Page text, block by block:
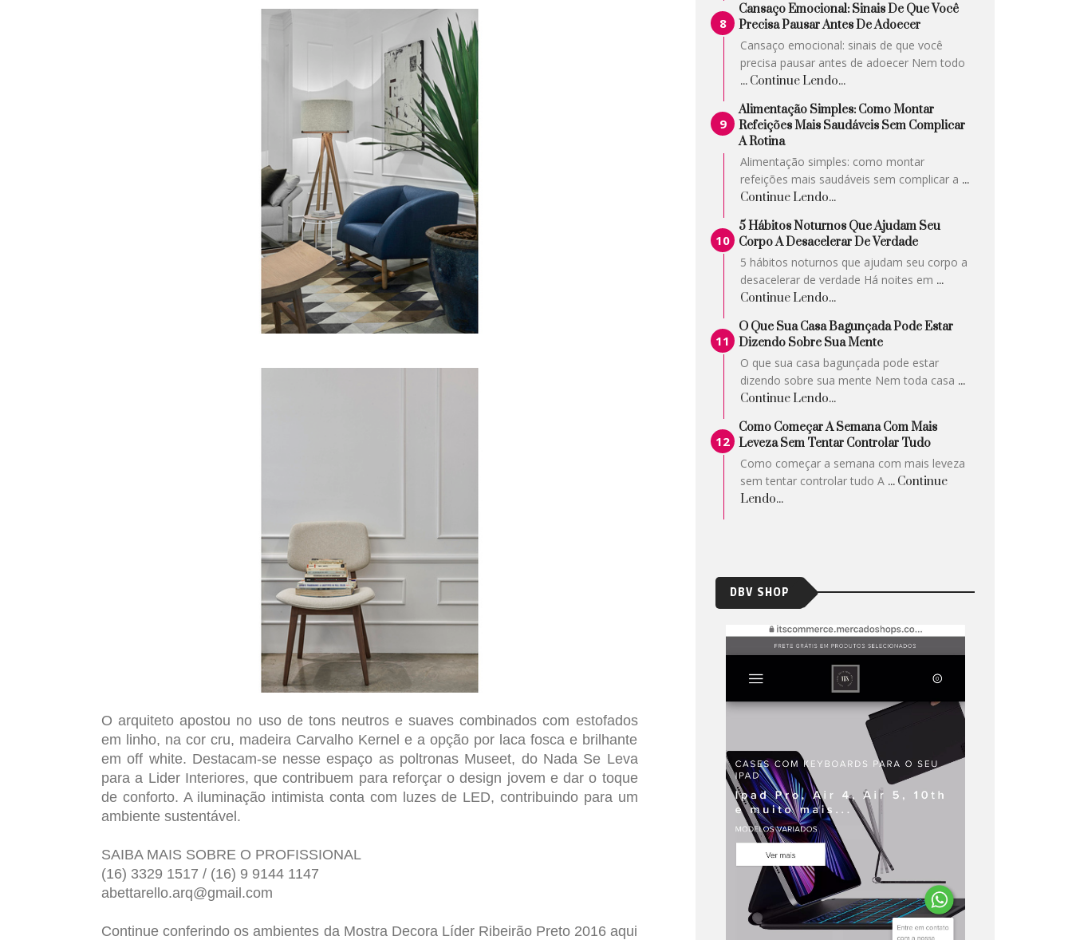
O arquiteto apostou no uso de tons neutros e suaves combinados com estofados
em linho, na cor cru, madeira Carvalho Kernel e a opção por laca fosca e brilhante
em off white. Destacam-se nesse espaço as poltronas Museet, do Nada Se Leva
para a Lider Interiores, que contribuem para reforçar o design jovem e dar o toque
de conforto. A iluminação intimista conta com luzes de LED, contribuindo para um
ambiente sustentável.
SAIBA MAIS SOBRE O PROFISSIONAL
(16) 3329 1517 / (16) 9 9144 1147
abettarello.arq@gmail.com
Continue conferindo os ambientes da Mostra Decora Líder Ribeirão Preto 2016 aqui
Cansaço Emocional: Sinais De Que Você
Precisa Pausar Antes De Adoecer
Cansaço emocional: sinais de que você
precisa pausar antes de adoecer Nem todo
... Continue Lendo...
Alimentação Simples: Como Montar
Refeições Mais Saudáveis Sem Complicar
A Rotina
Alimentação simples: como montar
refeições mais saudáveis sem complicar a ...
Continue Lendo...
5 Hábitos Noturnos Que Ajudam Seu
Corpo A Desacelerar De Verdade
5 hábitos noturnos que ajudam seu corpo a
desacelerar de verdade Há noites em ...
Continue Lendo...
O Que Sua Casa Bagunçada Pode Estar
Dizendo Sobre Sua Mente
O que sua casa bagunçada pode estar
dizendo sobre sua mente Nem toda casa ...
Continue Lendo...
Como Começar A Semana Com Mais
Leveza Sem Tentar Controlar Tudo
Como começar a semana com mais leveza
sem tentar controlar tudo A ... Continue
Lendo...
DBV SHOP